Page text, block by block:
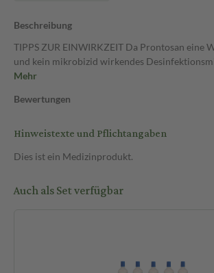
Beschreibung
TIPPS ZUR EINWIRKZEIT Da Prontosan eine
und kein mikrobizid wirkendes
Mehr
Bewertungen
Hinweistexte und Pflichtangaben
Dies ist ein Medizinprodukt.
Auch als Set verfügbar